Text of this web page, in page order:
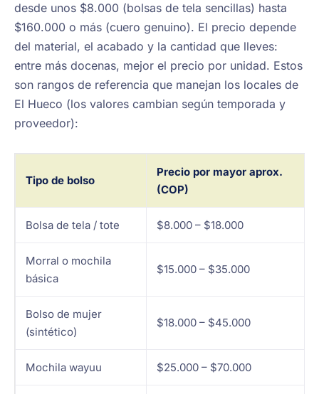
desde unos $8.000 (bolsas de tela sencillas) hasta
$160.000 o más (cuero genuino). El precio depende
del material, el acabado y la cantidad que lleves:
entre más docenas, mejor el precio por unidad. Estos
son rangos de referencia que manejan los locales de
El Hueco (los valores cambian según temporada y
proveedor):
Tipo de bolso
Precio por mayor aprox.
(COP)
Bolsa de tela / tote $8.000 – $18.000
Morral o mochila
básica
$15.000 – $35.000
Bolso de mujer
(sintético)
$18.000 – $45.000
Mochila wayuu $25.000 – $70.000